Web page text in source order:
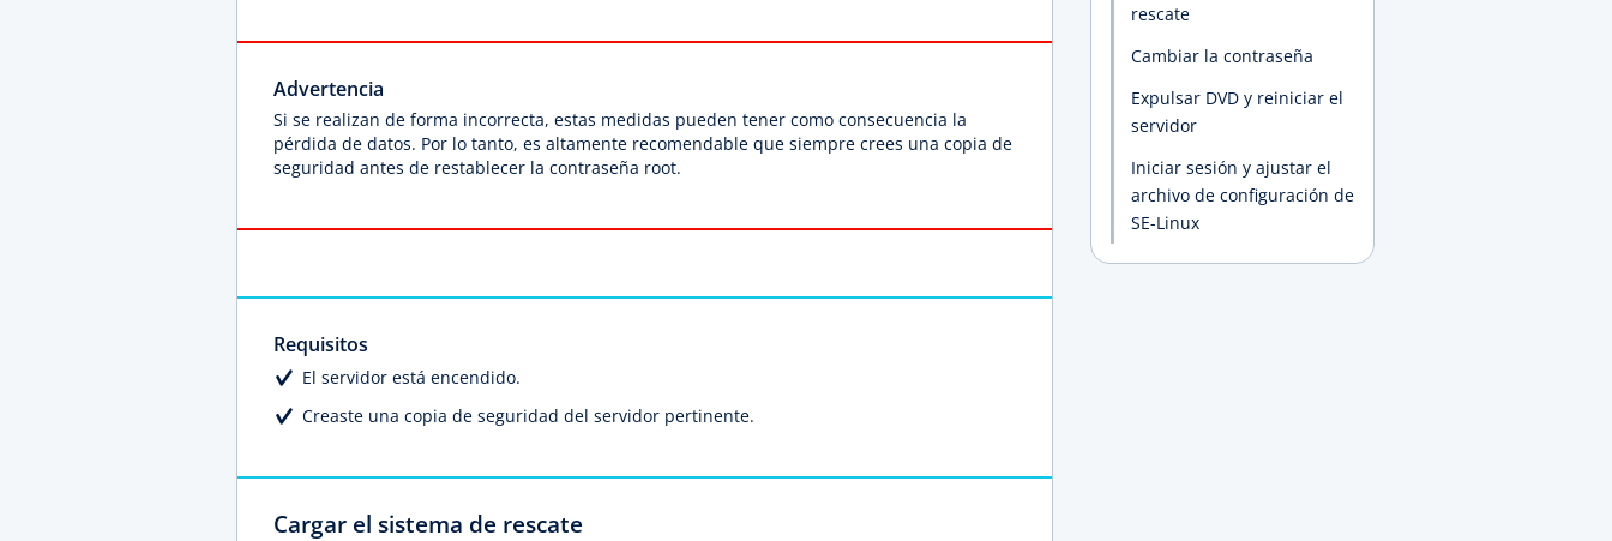
Advertencia
Si se realizan de forma incorrecta, estas medidas pueden tener como consecuencia la
pérdida de datos. Por lo tanto, es altamente recomendable que siempre crees una copia de
seguridad antes de restablecer la contraseña root.
Requisitos
El servidor está encendido.
Creaste una copia de seguridad del servidor pertinente.
Cargar el sistema de rescate
rescate
Cambiar la contraseña
Expulsar DVD y reiniciar el
servidor
Iniciar sesión y ajustar el
archivo de configuración de
SE-Linux